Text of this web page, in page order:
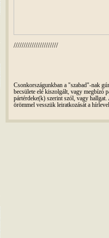
//////////////////////
Csonkországunkban a "szabad"-nak
becsülete elé kiszolgált, vagy megbízó
pártérdeke(k) szerint szól, vagy
örömmel vesszük leiratkozását a